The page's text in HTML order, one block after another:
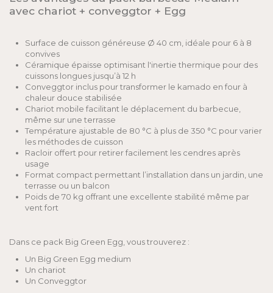
avec chariot + conveggtor + Egg
Surface de cuisson généreuse Ø 40 cm, idéale pour 6 à 8
convives
Céramique épaisse optimisant l'inertie thermique pour des
cuissons longues jusqu’à 12 h
Conveggtor inclus pour transformer le kamado en four à
chaleur douce stabilisée
Chariot mobile facilitant le déplacement du barbecue,
même sur une terrasse
Température ajustable de 80 °C à plus de 350 °C pour varier
les méthodes de cuisson
Racloir offert pour retirer facilement les cendres après
usage
Format compact permettant l’installation dans un jardin, une
terrasse ou un balcon
Poids de 70 kg offrant une excellente stabilité même par
vent fort
Dans ce pack Big Green Egg, vous trouverez :
Un Big Green Egg medium
Un chariot
Un Conveggtor